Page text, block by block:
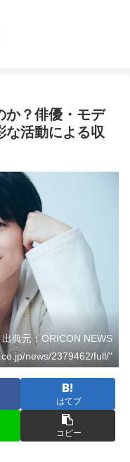
か？俳優・モデ
な活動による収
出典元：ORICON NEWS
news/2379462/full/"
はてブ
コピー